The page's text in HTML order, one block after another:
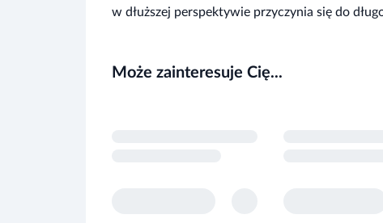
w dłuższej perspektywie przyczynia się do
Może zainteresuje Cię...